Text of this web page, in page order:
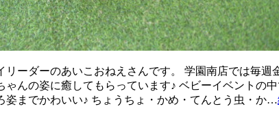
リーダーのあいこおねえさんです。 学園南店では毎
ゃんの姿に癒してもらっています♪ ベビーイベント
姿までかわいい♪ ちょうちょ・かめ・てんとう虫・か…